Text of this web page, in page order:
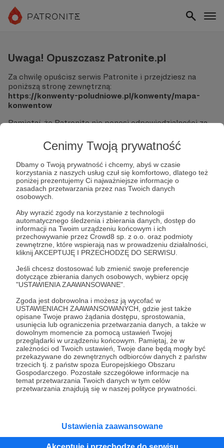
Cenimy Twoją prywatność
Dbamy o Twoją prywatność i chcemy, abyś w czasie
korzystania z naszych usług czuł się komfortowo, dlatego też
poniżej prezentujemy Ci najważniejsze informacje o
zasadach przetwarzania przez nas Twoich danych
osobowych.
Aby wyrazić zgody na korzystanie z technologii
automatycznego śledzenia i zbierania danych, dostęp do
informacji na Twoim urządzeniu końcowym i ich
przechowywanie przez Crowd8 sp. z o.o. oraz podmioty
zewnętrzne, które wspierają nas w prowadzeniu działalności,
kliknij AKCEPTUJĘ I PRZECHODZĘ DO SERWISU.
Jeśli chcesz dostosować lub zmienić swoje preferencje
dotyczące zbierania danych osobowych, wybierz opcję
"USTAWIENIA ZAAWANSOWANE".
Zgoda jest dobrowolna i możesz ją wycofać w
USTAWIENIACH ZAAWANSOWANYCH, gdzie jest także
opisane Twoje prawo żądania dostępu, sprostowania,
usunięcia lub ograniczenia przetwarzania danych, a także w
dowolnym momencie za pomocą ustawień Twojej
przeglądarki w urządzeniu końcowym. Pamiętaj, że w
zależności od Twoich ustawień, Twoje dane będą mogły być
przekazywane do zewnętrznych odbiorców danych z państw
trzecich tj. z państw spoza Europejskiego Obszaru
Gospodarczego. Pozostałe szczegółowe informacje na
temat przetwarzania Twoich danych w tym celów
przetwarzania znajdują się w naszej polityce prywatności.
Ustawienia zaawansowane
Uwaga! Opuszczasz Patronite.pl
Za chwilę opuścisz serwis Patronite i przejdziesz na
poniższą stronę zewnętrzną:
https://konwenty-poludniowe.pl/konwenty/mapa-
konwentow
Pamiętaj, że Patronite nie ponosi odpowiedzialności za
Nie podawaj swoich danych logowania ani informacji
Sprawdź dokładnie adres URL, zanim klikniesz przycisk
"Tak, przejdź do strony".
Jeśli masz wątpliwości, wróć do Patronite i zweryfikuj
link.
Czy na pewno chcesz kontynuować?
Tak, przejdź do strony
Pozostań na Patronite
Kategorie
O Patronite
Dodatkowe produkty
Pomoc
RegulaminPolityka prywatnościPatronite Commons